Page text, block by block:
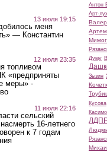
13 июля 19:15
меня
— Константин
12 июля 23:35
топливом
«предприняты
меры» -
11 июля 22:16
сельский
16-летнего
к 7 годам
Антон
Арт-
Думу
Зызин
Кусова